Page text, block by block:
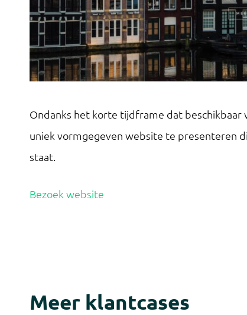
Ondanks het korte tijdframe dat beschikbaar
uniek vormgegeven website te presenteren
staat.
Bezoek website
Meer klantcases